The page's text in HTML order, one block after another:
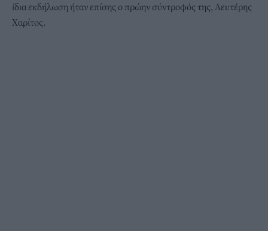
ίδια εκδήλωση ήταν επίσης ο πρώην σύντροφός της, Λευτέρης
Χαρίτος.